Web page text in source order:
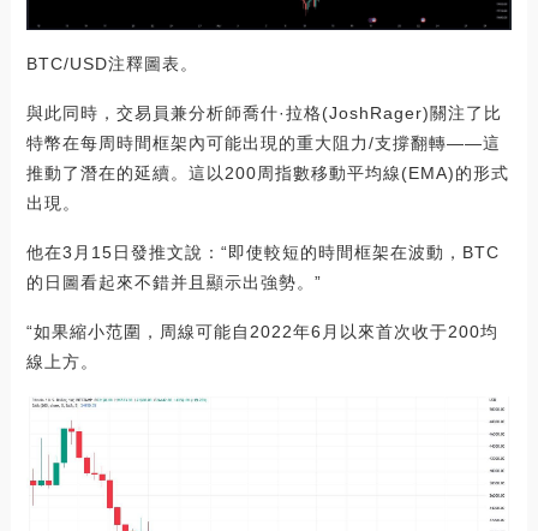
BTC/USD注釋圖表。
與此同時，交易員兼分析師喬什·拉格(JoshRager)關注了比
特幣在每周時間框架內可能出現的重大阻力/支撐翻轉——這
推動了潛在的延續。這以200周指數移動平均線(EMA)的形式
出現。
他在3月15日發推文說：“即使較短的時間框架在波動，BTC
的日圖看起來不錯并且顯示出強勢。”
“如果縮小范圍，周線可能自2022年6月以來首次收于200均
線上方。